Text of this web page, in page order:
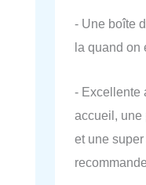
- Une boîte
la quand on
- Excellente
accueil, une
et une